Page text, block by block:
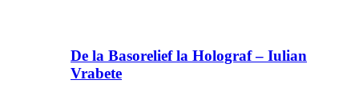
De la Basorelief la Holograf – Iulian
Vrabete